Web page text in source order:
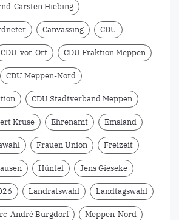
Carsten Hiebing
Canvassing CDU
CDU-vor-Ort CDU Fraktion Meppen
CDU Meppen-Nord
CDU Stadtverband Meppen
Kruse Ehrenamt Emsland
Frauen Union Freizeit
Hüntel Jens Gieseke
Landratswahl Landtagswahl
André Burgdorf Meppen-Nord